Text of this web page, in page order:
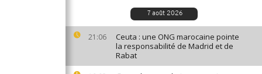
7 août 2026
21:06
Ceuta : une ONG marocaine pointe
la responsabilité de Madrid et de
Rabat